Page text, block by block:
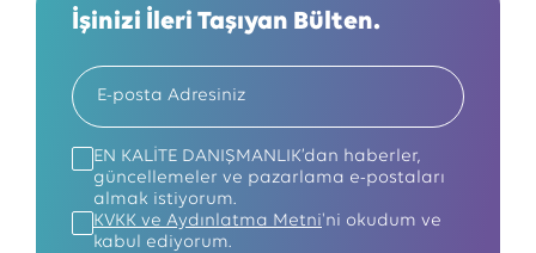
İşinizi İleri Taşıyan Bülten.
EN KALİTE DANIŞMANLIK’dan haberler,
güncellemeler ve pazarlama e-postaları
almak istiyorum.
KVKK ve Aydınlatma Metni'ni okudum ve
kabul ediyorum.